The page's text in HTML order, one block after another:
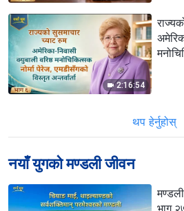
2:16:54
थप हेर्नुहोस्
नयाँ युगको मण्डली जीवन